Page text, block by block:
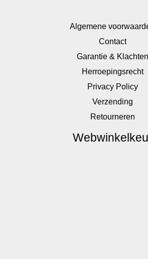
Algemene
Contact
Garantie & Klachten
Herroepingsrecht
Privacy Policy
Verzending
Retourneren